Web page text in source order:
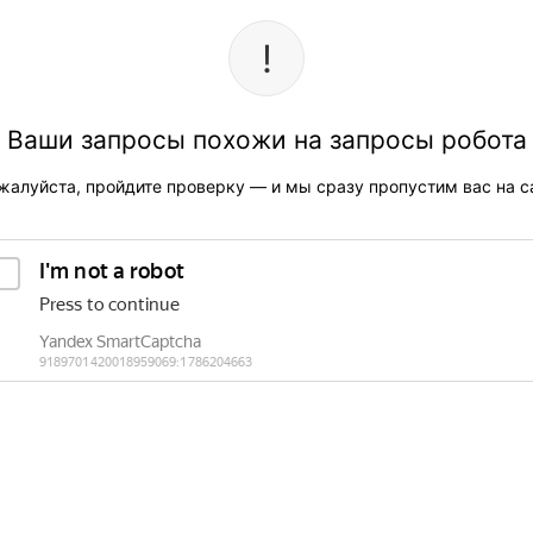
Ваши запросы похожи на запросы робота
пройдите проверку — и мы сразу пропустим вас на